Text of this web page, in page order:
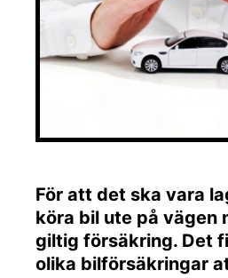
För att det ska vara
köra bil ute på vägen
giltig försäkring. Det
olika bilförsäkringar